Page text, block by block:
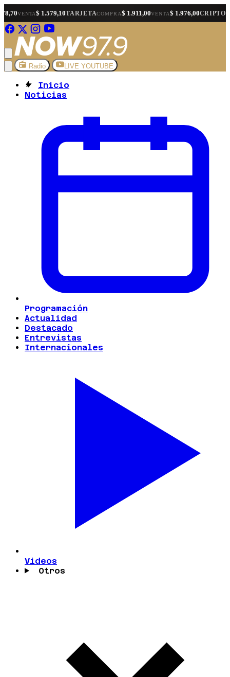
TARJETACOMPRA$ 1.911,00 VENTA$ 1.976,00CRIPTO COMPRA$
Radio LIVE YOUTUBE
Inicio
Noticias
Programación
Actualidad
Destacado
Entrevistas
Internacionales
Videos
Otros